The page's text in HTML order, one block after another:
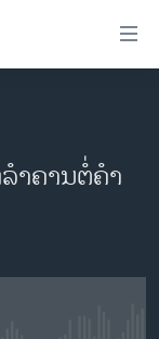
ຳ​ຄານ​ຕໍ່​ຄຳ​